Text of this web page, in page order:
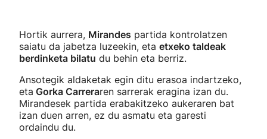
Hortik aurrera, Mirandes partida kontrolatzen
saiatu da jabetza luzeekin, eta etxeko taldeak
berdinketa bilatu du behin eta berriz.
Ansotegik aldaketak egin ditu erasoa indartzeko,
eta Gorka Carreraren sarrerak eragina izan du.
Mirandesek partida erabakitzeko aukeraren bat
izan duen arren, ez du asmatu eta garesti
ordaindu du.